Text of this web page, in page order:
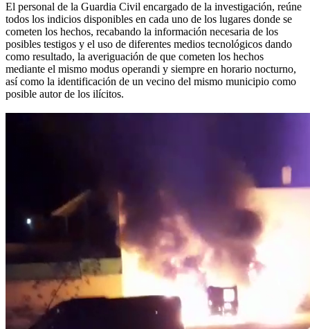
El personal de la Guardia Civil encargado de la investigación, reúne
todos los indicios disponibles en cada uno de los lugares donde se
cometen los hechos, recabando la información necesaria de los
posibles testigos y el uso de diferentes medios tecnológicos dando
como resultado, la averiguación de que cometen los hechos
mediante el mismo modus operandi y siempre en horario nocturno,
así como la identificación de un vecino del mismo municipio como
posible autor de los ilícitos.